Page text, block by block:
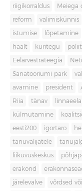
riigikorraldus Meiega
reform valimiskünnis
istumise lõpetamine
häält kuritegu
Eelarvestrateegia
Sanatooriumi park
avamine president
Riia tänav
külmutamine
eesti200 igortaro
tänuvalijatele
liikuvuskeskus
erakond
järelevalve võrdsed